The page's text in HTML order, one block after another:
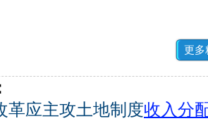
更多
革应主攻土地制度收入分